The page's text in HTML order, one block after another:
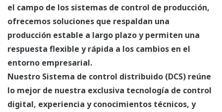
el campo de los sistemas de control de producción,
ofrecemos soluciones que respaldan una
producción estable a largo plazo y permiten una
respuesta flexible y rápida a los cambios en el
entorno empresarial.
Nuestro Sistema de control distribuido (DCS) reúne
lo mejor de nuestra exclusiva tecnología de control
digital, experiencia y conocimientos técnicos, y